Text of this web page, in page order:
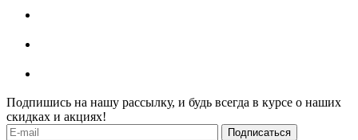
Подпишись на нашу рассылку, и будь всегда в курсе о наших
скидках и акциях!